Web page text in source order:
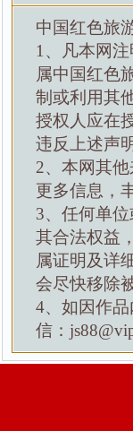
中国红色旅
1、凡本网
属中国红色
制或利用其
授权人应在
违反上述声
2、本网其
更多信息，
3、任何单
其合法权益
属证明及详
会尽快移除
4、如因作
信：